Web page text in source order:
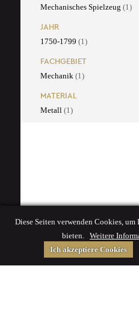
Mechanisches Spielzeug (1)
JAHR
1750-1799 (1)
FACHGEBIET
Mechanik (1)
MATERIAL
Metall (1)
Diese Seiten verwenden Cookies, um
bieten. Weitere
Ich akzeptiere Cookies